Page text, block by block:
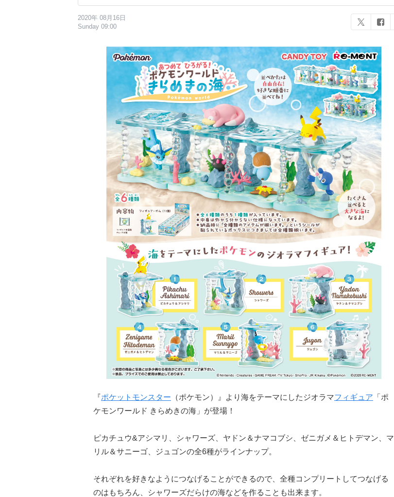
2020年 08月16日
Sunday 09:00
『ポケットモンスター （ポケモン）』より海をテーマにしたジオラマフィギュア 「ポ
ケモンワールド きらめきの海」が登場！
ピカチュウ&アシマリ、シャワーズ、ヤドン＆ナマコブシ、ゼニガメ＆ヒトデマン、マ
リル＆サニーゴ、ジュゴンの全6種がラインナップ。
それぞれを好きなようにつなげることができるので、全種コンプリートしてつなげる
のはもちろん、シャワーズだらけの海などを作ることも出来ます。